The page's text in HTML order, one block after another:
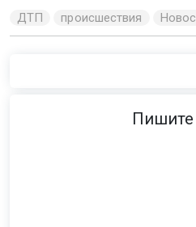
ДТП происшествия
Пишите